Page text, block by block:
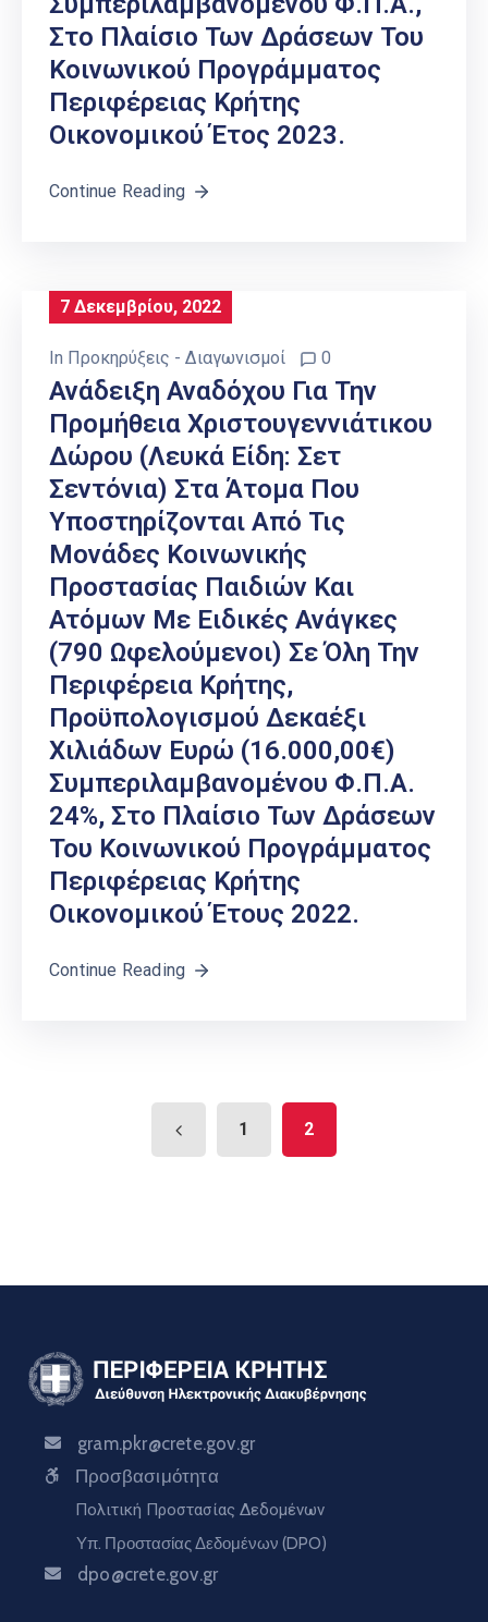
Στο Πλαίσιο Των Δράσεων Του
Κοινωνικού Προγράμματος
Περιφέρειας Κρήτης
Οικονομικού Έτος 2023.
Continue Reading
7 Δεκεμβρίου, 2022
In Προκηρύξεις - Διαγωνισμοί 0
Ανάδειξη Αναδόχου Για Την
Προμήθεια Χριστουγεννιάτικου
Δώρου (λευκά Είδη: Σετ
Σεντόνια) Στα Άτομα Που
Υποστηρίζονται Από Τις
Μονάδες Κοινωνικής
Προστασίας Παιδιών Και
Ατόμων Με Ειδικές Ανάγκες
(790 Ωφελούμενοι) Σε Όλη Την
Περιφέρεια Κρήτης,
Προϋπολογισμού Δεκαέξι
Χιλιάδων Ευρώ (16.000,00€)
Συμπεριλαμβανομένου Φ.Π.Α.
24%, Στο Πλαίσιο Των Δράσεων
Του Κοινωνικού Προγράμματος
Περιφέρειας Κρήτης
Οικονομικού Έτους 2022.
Continue Reading
1 2
gram.pkr@crete.gov.gr
Προσβασιμότητα
Πολιτική Προστασίας Δεδομένων
Υπ. Προστασίας Δεδομένων (DPO)
dpo@crete.gov.gr